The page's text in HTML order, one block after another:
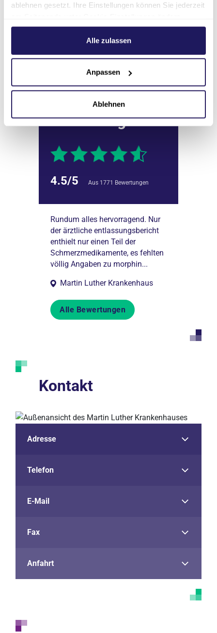
ablehnen gesetzt. Ihre Einstellungen können Sie jederzeit
Weitere Informationen hierzu finden Sie in unserer
.Alle zulassen
Anpassen
Ablehnen
Unsere
Bewertungen
4.5/5 Aus 1771 Bewertungen
Rundum alles hervorragend. Nur
der ärztliche entlassungsbericht
enthielt nur einen Teil der
Schmerzmedikamente, es fehlten
völlig Angaben zu morphin...
Martin Luther Krankenhaus
Alle Bewertungen
Kontakt
Adresse
Telefon
E-Mail
Fax
Anfahrt